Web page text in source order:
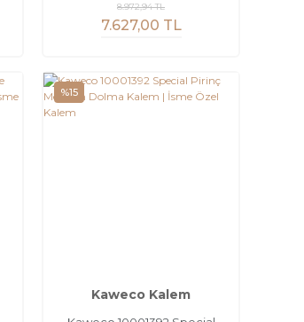
7.627,00 TL
8.972,94 TL
%15
Kaweco Kalem